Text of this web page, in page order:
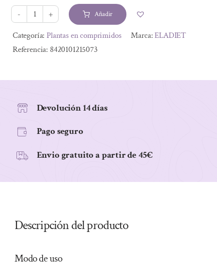
era:
8,95 €.
es:
7,34 €.
OLIVO
330
mg
Añadir
Alternative:
Categoría:Plantas en comprimidos Marca:ELADIET
Referencia: 8420101215073
Devolución 14 días
Pago seguro
Envio gratuito a partir de 45€
Descripción del producto
Modo de uso